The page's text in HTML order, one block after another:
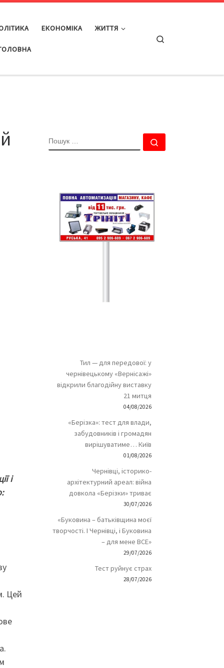
ЕКОНОМІКА ЖИТТЯ
і
Цей
ПОШУК
Тил — для передової: у
чернівецькому «Вернісажі»
відкрили благодійну виставку
21 митця
04/08/2026
«Берізка»: тест для влади,
забудовників і громадян
вирішуватиме… Київ
01/08/2026
Чернівці, історико-
архітектурний ареал: війна
довкола «Берізки» триває
30/07/2026
«Буковина – батьківщина моєї
творчості. І Чернівці, і Буковина
– для мене ВСЕ»
29/07/2026
Тест руйнує страх
28/07/2026